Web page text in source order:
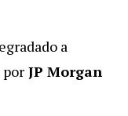
a
por JP Morgan